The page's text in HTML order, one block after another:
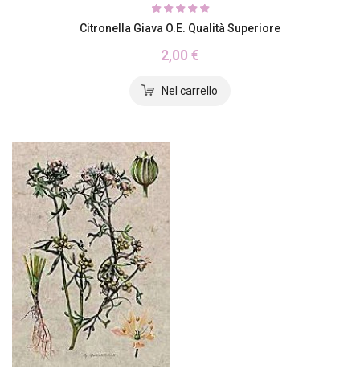
Citronella Giava O.E. Qualità Superiore
2,00 €